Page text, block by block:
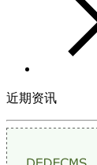
近期资讯